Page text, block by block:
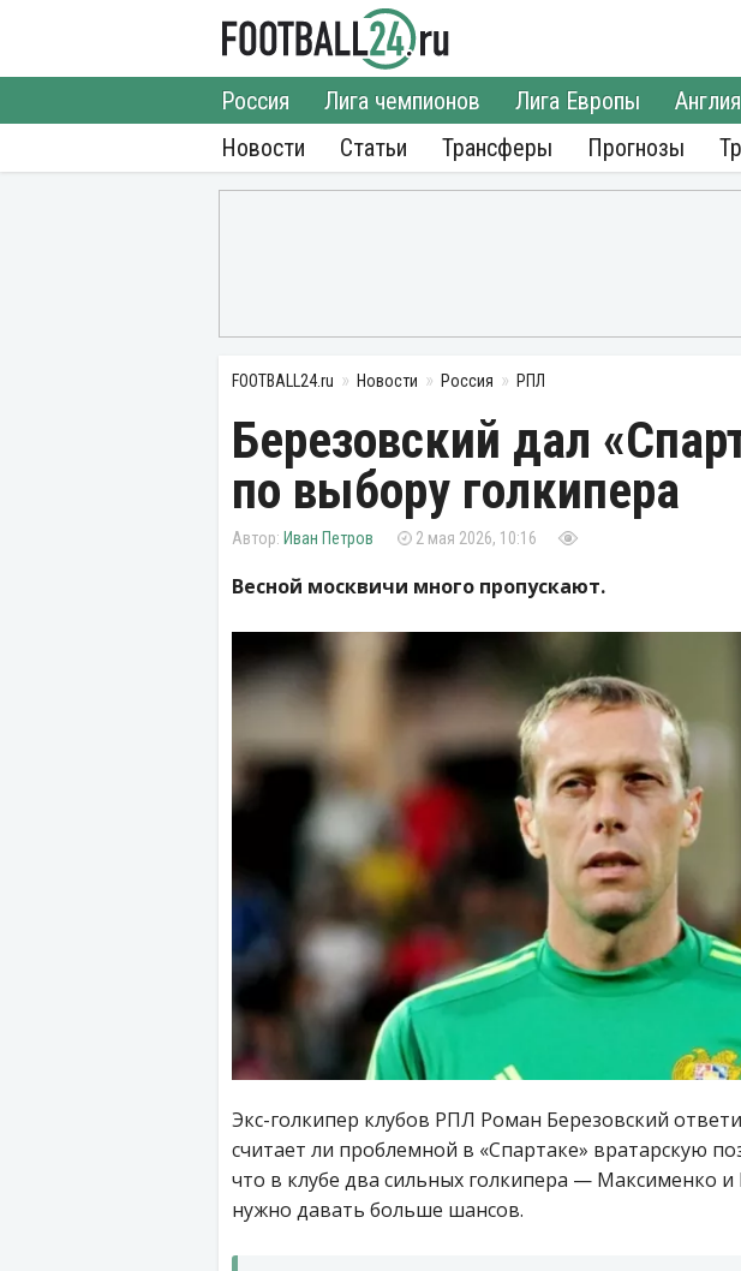
Новости
Россия Лига чемпионов Лига Европы Англия
Статьи
Трансферы Прогнозы
FOOTBALL24.ru Новости Россия РПЛ
Березовский дал
по выбору голкипера
Иван Петров 2 мая 2026, 10:16
Весной москвичи много пропускают.
Экс-голкипер клубов РПЛ Роман Березовский
считает ли проблемной в «Спартаке» вратарскую
что в клубе два сильных голкипера — Максименко
нужно давать больше шансов.